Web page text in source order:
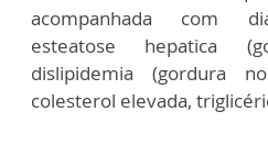
acompanhada com
esteatose hepatica
dislipidemia (gordura
colesterol elevada,